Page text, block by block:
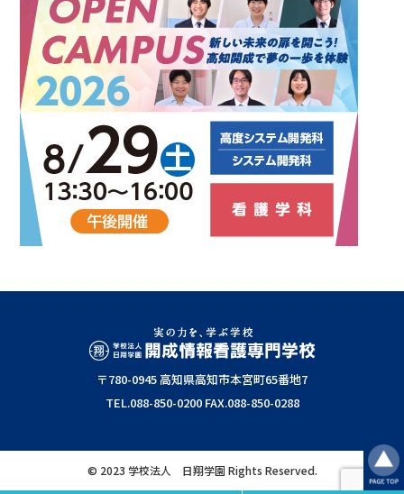
〒780-0945 高知県高知市本宮町65番地7
TEL.088-850-0200 FAX.088-850-0288
© 2023 学校法人 日翔学園 Rights Reserved.